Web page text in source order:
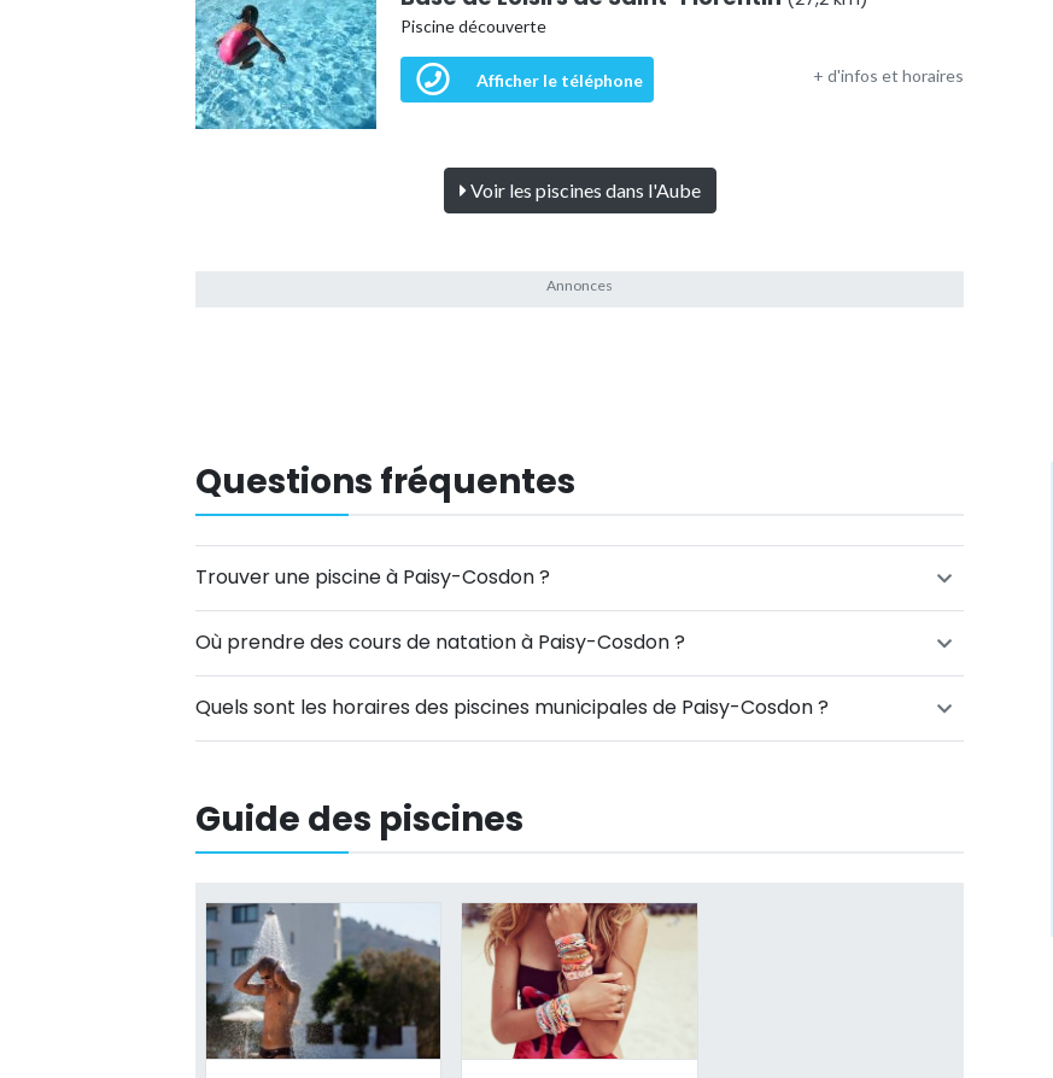
Piscine découverte
Afficher le téléphone + d'infos et horaires
Voir les piscines dans l'Aube
Questions fréquentes
Trouver une piscine à Paisy-Cosdon ?
Où prendre des cours de natation à Paisy-Cosdon ?
Quels sont les horaires des piscines municipales de Paisy-Cosdon ?
Guide des piscines